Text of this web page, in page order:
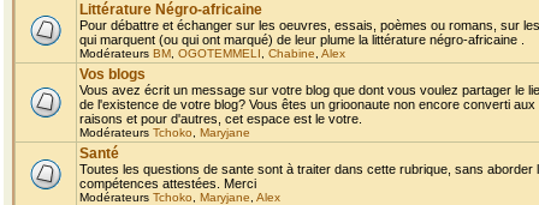
Littérature Négro-africaine
Pour débattre et échanger sur les oeuvres, essais, poèmes ou romans, sur
qui marquent (ou qui ont marqué) de leur plume la littérature négro-africaine .
Modérateurs BM OGOTEMMELI Chabine Alex
Vos blogs
Vous avez écrit un message sur votre blog que dont vous voulez partager le
de l'existence de votre blog? Vous êtes un grioonaute non encore converti
raisons et pour d'autres, cet espace est le votre.
Modérateurs Tchoko Maryjane
Santé
Toutes les questions de sante sont à traiter dans cette rubrique, sans
compétences attestées. Merci
Modérateurs Tchoko Maryjane Alex